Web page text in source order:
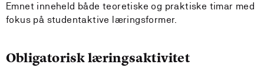
Emnet inneheld både teoretiske og praktiske timar med
fokus på studentaktive læringsformer.
Obligatorisk læringsaktivitet